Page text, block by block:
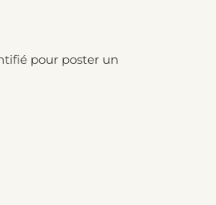
pour poster un